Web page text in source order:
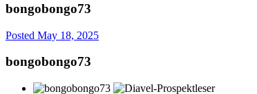
bongobongo73
Posted May 18, 2025
bongobongo73